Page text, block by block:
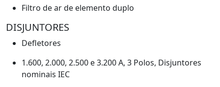
Filtro de ar de elemento duplo
DISJUNTORES
Defletores
1.600, 2.000, 2.500 e 3.200 A, 3 Polos, Disjuntores
nominais IEC